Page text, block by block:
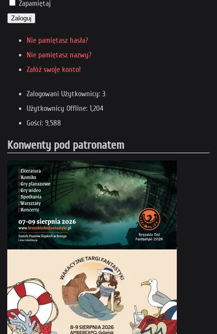
Zapamiętaj
Zaloguj
Nie pamiętasz hasła?
Nie pamiętasz nazwy?
Załóż swoje konto!
Zalogowani Użytkownicy: 3
Użytkownicy Offline: 1,204
Gości: 9,588
Konwenty pod patronatem